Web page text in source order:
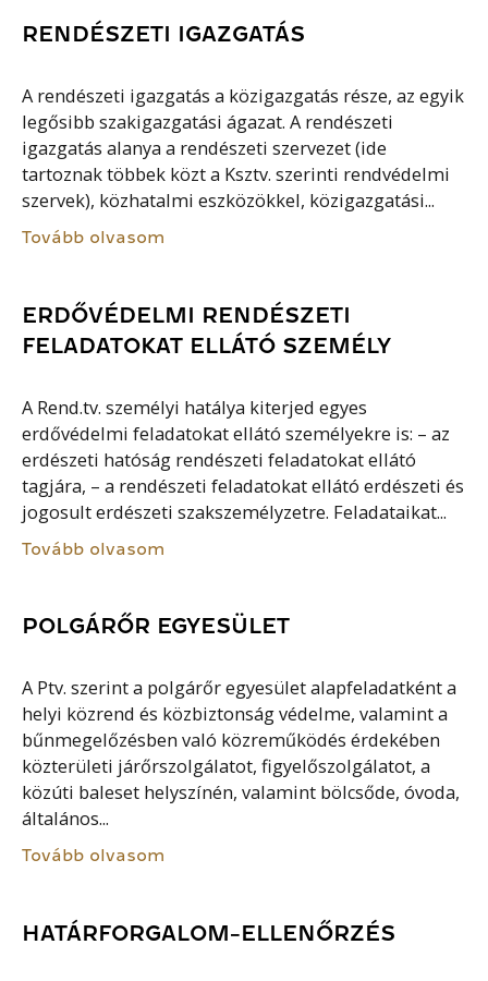
RENDÉSZETI IGAZGATÁS
A rendészeti igazgatás a közigazgatás része, az egyik
legősibb szakigazgatási ágazat. A rendészeti
igazgatás alanya a rendészeti szervezet (ide
tartoznak többek közt a Ksztv. szerinti rendvédelmi
szervek), közhatalmi eszközökkel, közigazgatási...
Tovább olvasom
ERDŐVÉDELMI RENDÉSZETI
FELADATOKAT ELLÁTÓ SZEMÉLY
A Rend.tv. személyi hatálya kiterjed egyes
erdővédelmi feladatokat ellátó személyekre is: – az
erdészeti hatóság rendészeti feladatokat ellátó
tagjára, – a rendészeti feladatokat ellátó erdészeti és
jogosult erdészeti szakszemélyzetre. Feladataikat...
Tovább olvasom
POLGÁRŐR EGYESÜLET
A Ptv. szerint a polgárőr egyesület alapfeladatként a
helyi közrend és közbiztonság védelme, valamint a
bűnmegelőzésben való közreműködés érdekében
közterületi járőrszolgálatot, figyelőszolgálatot, a
közúti baleset helyszínén, valamint bölcsőde, óvoda,
általános...
Tovább olvasom
HATÁRFORGALOM-ELLENŐRZÉS